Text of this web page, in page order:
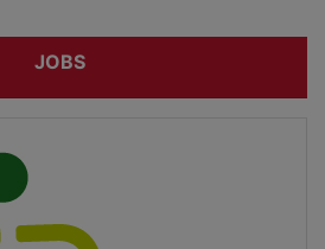
JOBS